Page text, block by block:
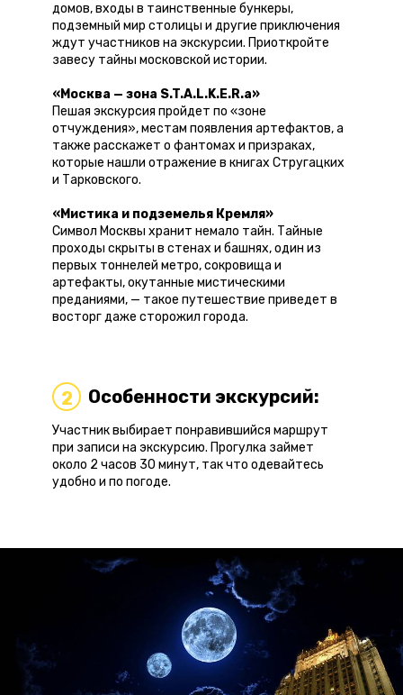
домов, входы в таинственные бункеры,
подземный мир столицы и другие приключения
ждут участников на экскурсии. Приоткройте
завесу тайны московской истории.
«Москва — зона S.T.A.L.K.E.R.a»
Пешая экскурсия пройдет по «зоне
отчуждения», местам появления артефактов, а
также расскажет о фантомах и призраках,
которые нашли отражение в книгах Стругацких
и Тарковского.
«Мистика и подземелья Кремля»
Символ Москвы хранит немало тайн. Тайные
проходы скрыты в стенах и башнях, один из
первых тоннелей метро, сокровища и
артефакты, окутанные мистическими
преданиями, — такое путешествие приведет в
восторг даже сторожил города.
2 Особенности экскурсий:
Участник выбирает понравившийся маршрут
при записи на экскурсию. Прогулка займет
около 2 часов 30 минут, так что одевайтесь
удобно и по погоде.